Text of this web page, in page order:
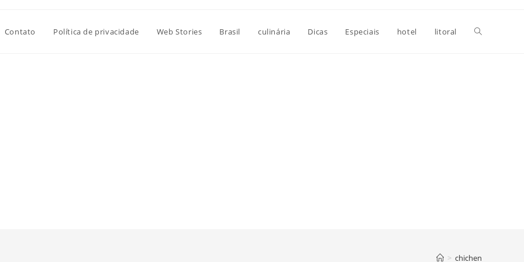
Contato Política de privacidade Web Stories Brasil culinária Dicas Especiais hotel litoral Alternar
> chichen